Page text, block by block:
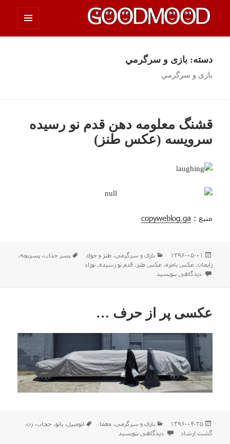
چیزای خووب مووب
دسته:بازی و سرگرمي
بازی و سرگرمي
قشنگ معلومه دهن قدم نو رسیده
سرویسه (عکس طنز)
منبع : copyweblog.ga
ارسال
شده
در
۱۳۹۶-۰۵-۰۱ دسته‌ها
بازی و سرگرمي،طنز و جوك برچسب‌ها
پسر جذاب،پسربچه،
زایمان،عکس بامزه،عکس طنز ،قدم نو رسیده،نوزاد
برای قشنگ معلومه دهن قدم نو رسیده سرویسه (عکس طنز)
دیدگاهی بنویسید
عکسی پر از حرف …
ارسال
شده
۱۳۹۶-۰۴-۲۵ دسته‌ها
بازی و سرگرمي،معما برچسب‌ها
اتومبیل،بانو،حجاب،زن،
گشت ارشاد
برای عکسی پر از حرف …
دیدگاهی بنویسید